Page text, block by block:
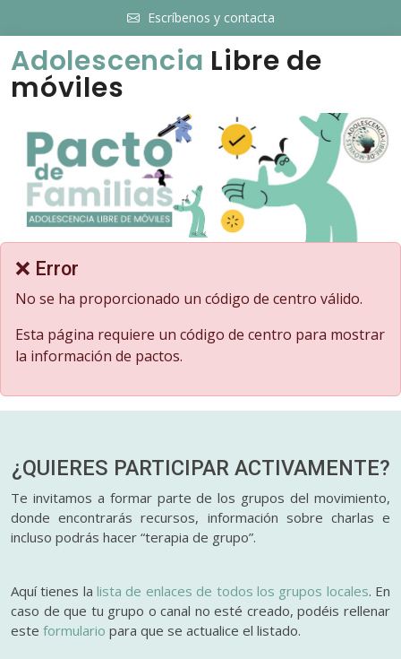
Escríbenos y contacta
Adolescencia Libre de
móviles
❌ Error
No se ha proporcionado un código de centro válido.
Esta página requiere un código de centro para mostrar
la información de pactos.
¿QUIERES PARTICIPAR ACTIVAMENTE?
Te invitamos a formar parte de los grupos del movimiento,
donde encontrarás recursos, información sobre charlas e
incluso podrás hacer “terapia de grupo”.
Aquí tienes lalista de enlaces de todos los grupos locales. En
caso de que tu grupo o canal no esté creado, podéis rellenar
este formulario para que se actualice el listado.